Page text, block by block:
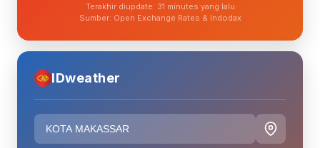
Terakhir diupdate: 31 minutes yang lalu
Sumber: Open Exchange Rates & Indodax
IDweather